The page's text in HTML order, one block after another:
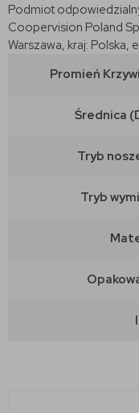
Podmiot
Coopervision Poland
Warszawa, kraj:
Promień
Średnica
Tryb
Tryb